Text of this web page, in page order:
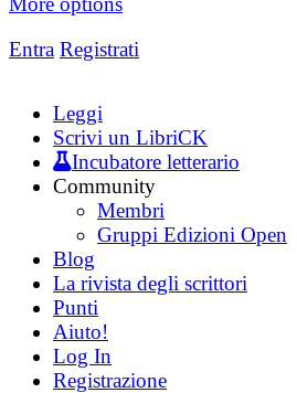
Entra Registrati
Leggi
Scrivi un LibriCK
Incubatore letterario
Community
Membri
Gruppi Edizioni Open
Blog
La rivista degli scrittori
Punti
Aiuto!
Log In
Registrazione